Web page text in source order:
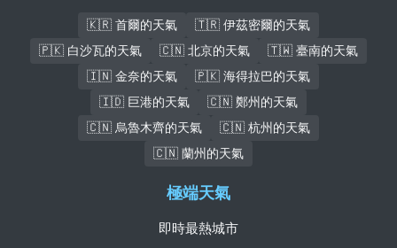
🇰🇷 首爾的天氣
🇹🇷 伊茲密爾的天氣
🇵🇰 白沙瓦的天氣
🇨🇳 北京的天氣
🇹🇼 臺南的天氣
🇮🇳 金奈的天氣
🇵🇰 海得拉巴的天氣
🇮🇩 巨港的天氣
🇨🇳 鄭州的天氣
🇨🇳 烏魯木齊的天氣
🇨🇳 杭州的天氣
🇨🇳 蘭州的天氣
極端天氣
即時最熱城市